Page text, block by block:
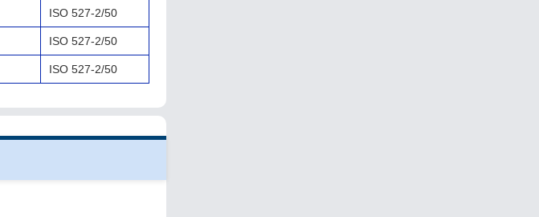
ISO 527-2/50
ISO 527-2/50
ISO 527-2/50